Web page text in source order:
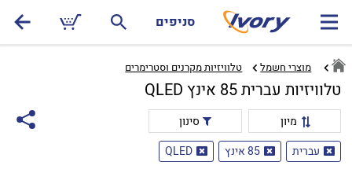
סניפים
מוצרי חשמל טלוויזיות מקרנים וסטרימרים‏
טלוויזיות עברית 85 אינץ QLED
מיון
סינון
עברית
85 אינץ QLED